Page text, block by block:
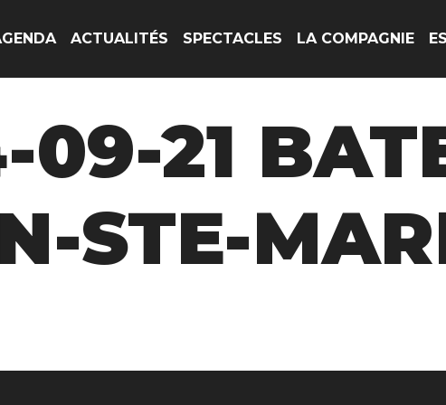
ACTUALITÉS SPECTACLES LA COMPAGNIE
09-21
STE-